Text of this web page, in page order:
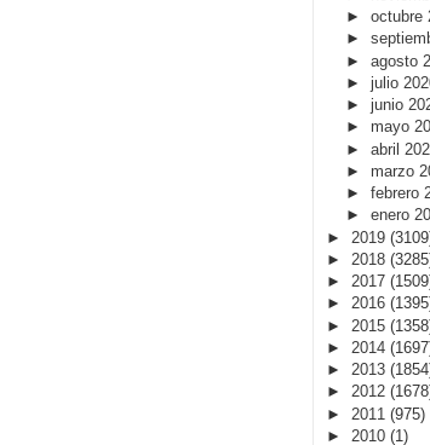
► octubre
►
► agosto
► julio
► junio
► mayo
► abril
► marzo
► febrero
► enero
► 2019
► 2018
► 2017
► 2016
► 2015
► 2014
► 2013
► 2012
► 2011 (975)
► 2010 (1)